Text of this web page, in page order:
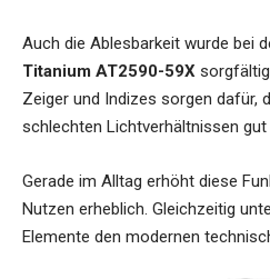
Auch die Ablesbarkeit wurde bei
Titanium AT2590-59X
Zeiger und Indizes sorgen dafür,
schlechten Lichtverhältnissen gut
Gerade im Alltag erhöht diese
Nutzen erheblich. Gleichzeitig
Elemente den modernen